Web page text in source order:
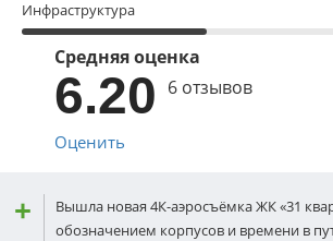
Инфраструктура
Средняя оценка
6.20 6 отзывов
Оценить
Вышла новая 4К-аэросъёмка ЖК «31
обозначением корпусов и времени в